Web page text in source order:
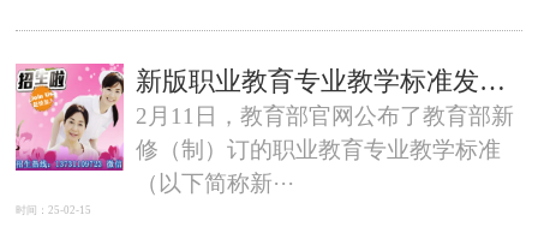
新版职业教育专业教学标准发布，明确中职校外实习不超过3个月
2月11日，教育部官网公布了教育部新
修（制）订的职业教育专业教学标准
（以下简称新···
时间：25-02-15